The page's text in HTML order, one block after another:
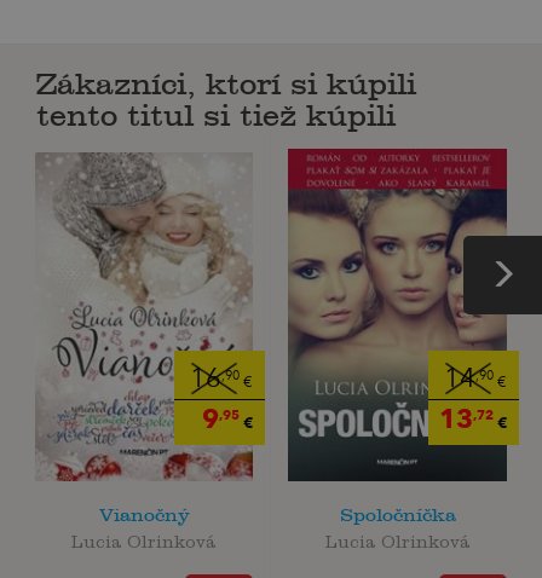
Zákazníci, ktorí si kúpili
tento titul si tiež kúpili
16,90€
9,95€
Vianočný
Lucia Olrinková
14,90€
13,72€
Spoločníčka
Lucia Olrinková